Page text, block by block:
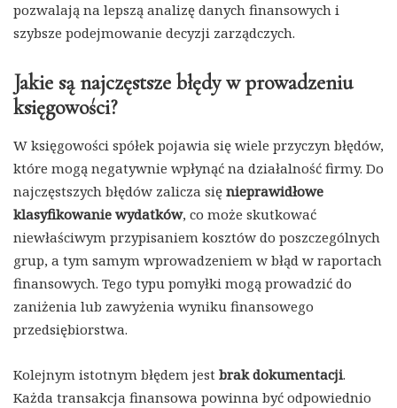
pozwalają na lepszą analizę danych finansowych i
szybsze podejmowanie decyzji zarządczych.
Jakie są najczęstsze błędy w prowadzeniu
księgowości?
W księgowości spółek pojawia się wiele przyczyn błędów,
które mogą negatywnie wpłynąć na działalność firmy. Do
najczęstszych błędów zalicza się nieprawidłowe
klasyfikowanie wydatków, co może skutkować
niewłaściwym przypisaniem kosztów do poszczególnych
grup, a tym samym wprowadzeniem w błąd w raportach
finansowych. Tego typu pomyłki mogą prowadzić do
zaniżenia lub zawyżenia wyniku finansowego
przedsiębiorstwa.
Kolejnym istotnym błędem jest brak dokumentacji.
Każda transakcja finansowa powinna być odpowiednio